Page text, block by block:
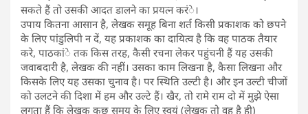
सकते हैं तो उसकी आदत डालने का प्रयत्न करंे।
उपाय कितना आसान है, लेखक समूह बिना शर्त किसी प्रकाशक को छपने
के लिए पांडुलिपी न दें, यह प्रकाशक का दायित्व है कि वह पाठक तैयार
करे, पाठकांे तक किस तरह, कैसी रचना लेकर पहुंचनी हैं यह उसकी
जवाबदारी है, लेखक की नहीं। उसका काम लिखना है, कैसा लिखना और
किसके लिए यह उसका चुनाव है। पर स्थिति उल्टी है। और इन उल्टी चीजों
को उलटने की दिशा में हम और उल्टे हैं। खैर, तो रामे राम दो में मुझे ऐसा
लगता हैं कि लेखक कुछ समय के लिए स्वयं (लेखक तो वह है ही)